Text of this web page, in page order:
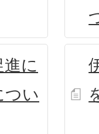
に
つい